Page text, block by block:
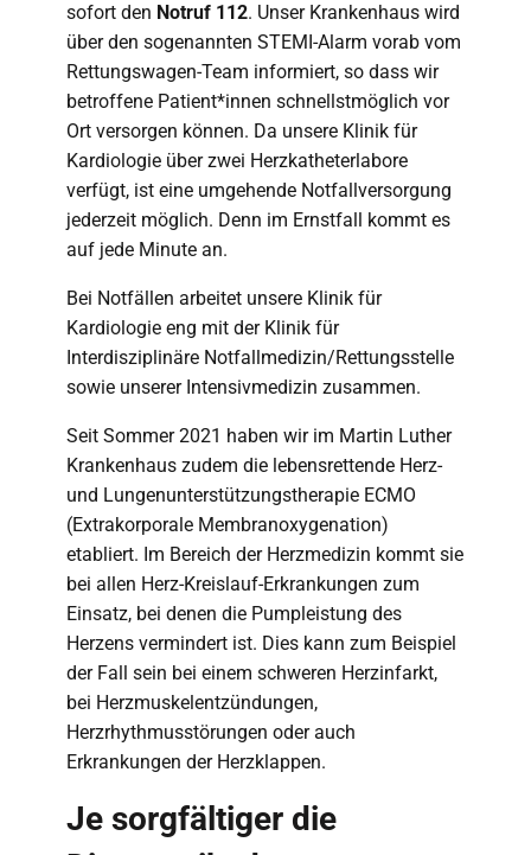
sofort den Notruf 112. Unser Krankenhaus wird
über den sogenannten STEMI-Alarm vorab vom
Rettungswagen-Team informiert, so dass wir
betroffene Patient*innen schnellstmöglich vor
Ort versorgen können. Da unsere Klinik für
Kardiologie über zwei Herzkatheterlabore
verfügt, ist eine umgehende Notfallversorgung
jederzeit möglich. Denn im Ernstfall kommt es
auf jede Minute an.
Bei Notfällen arbeitet unsere Klinik für
Kardiologie eng mit der Klinik für
Interdisziplinäre Notfallmedizin/Rettungsstelle
sowie unserer Intensivmedizin zusammen.
Seit Sommer 2021 haben wir im Martin Luther
Krankenhaus zudem die lebensrettende Herz-
und Lungenunterstützungstherapie ECMO
(Extrakorporale Membranoxygenation)
etabliert. Im Bereich der Herzmedizin kommt sie
bei allen Herz-Kreislauf-Erkrankungen zum
Einsatz, bei denen die Pumpleistung des
Herzens vermindert ist. Dies kann zum Beispiel
der Fall sein bei einem schweren Herzinfarkt,
bei Herzmuskelentzündungen,
Herzrhythmusstörungen oder auch
Erkrankungen der Herzklappen.
Je sorgfältiger die